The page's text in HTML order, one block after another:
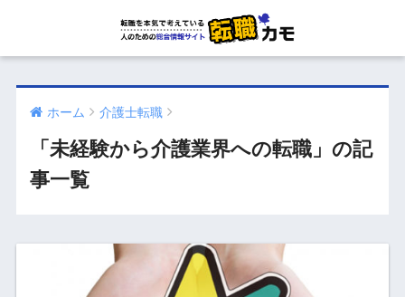
ホーム 介護士転職
「未経験から介護業界への転職」の記
事一覧